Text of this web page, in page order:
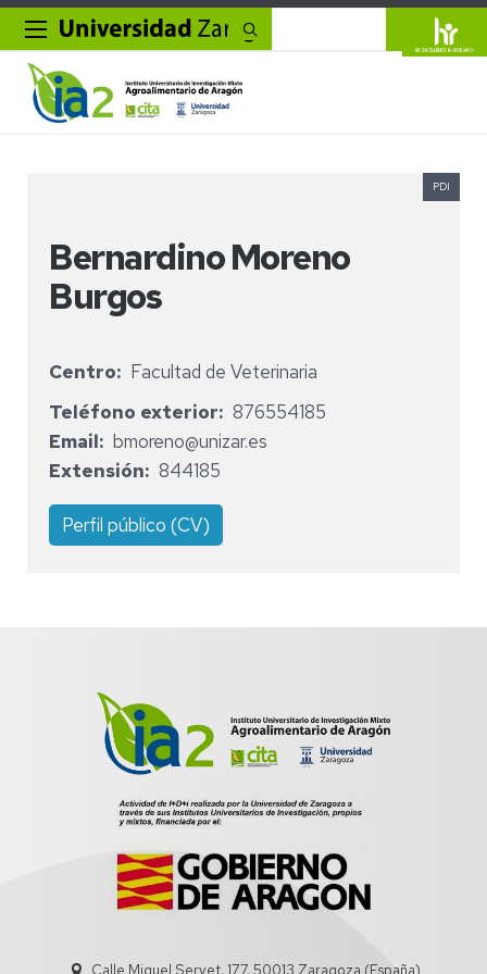
Bernardino Moreno
Burgos
PDI
Centro
Facultad de Veterinaria
Teléfono exterior
876554185
Email
bmoreno@unizar.es
Extensión
844185
Perfil público (CV)
Calle Miguel Servet, 177, 50013 Zaragoza (España)